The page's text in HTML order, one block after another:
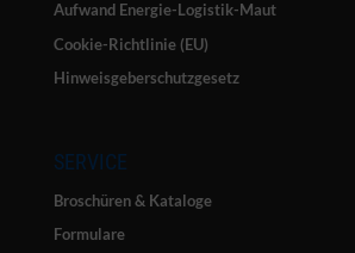
Aufwand Energie-Logistik-Maut
Cookie-Richtlinie (EU)
Hinweisgeberschutzgesetz
SERVICE
Broschüren & Kataloge
Formulare